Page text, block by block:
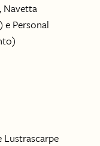
Navetta
Personal
Lustrascarpe